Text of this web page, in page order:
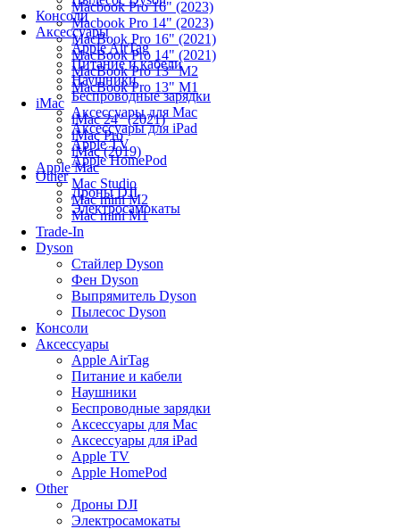
Консоли
Аксессуары
Apple AirTag
Питание и кабели
Наушники
Беспроводные зарядки
Аксессуары для Mac
Аксессуары для iPad
Apple TV
Apple HomePod
Other
Дроны DJI
Электросамокаты
Macbook Pro 16" (2023)
Macbook Pro 14" (2023)
MacBook Pro 16" (2021)
MacBook Pro 14" (2021)
MacBook Pro 13" M2
MacBook Pro 13" M1
iMac
iMac 24" (2021)
iMac Pro
iMac (2019)
Apple Mac
Mac Studio
Mac mini M2
Mac mini M1
Trade-In
Dyson
Стайлер Dyson
Фен Dyson
Выпрямитель Dyson
Пылесос Dyson
Консоли
Аксессуары
Apple AirTag
Питание и кабели
Наушники
Беспроводные зарядки
Аксессуары для Mac
Аксессуары для iPad
Apple TV
Apple HomePod
Other
Дроны DJI
Электросамокаты